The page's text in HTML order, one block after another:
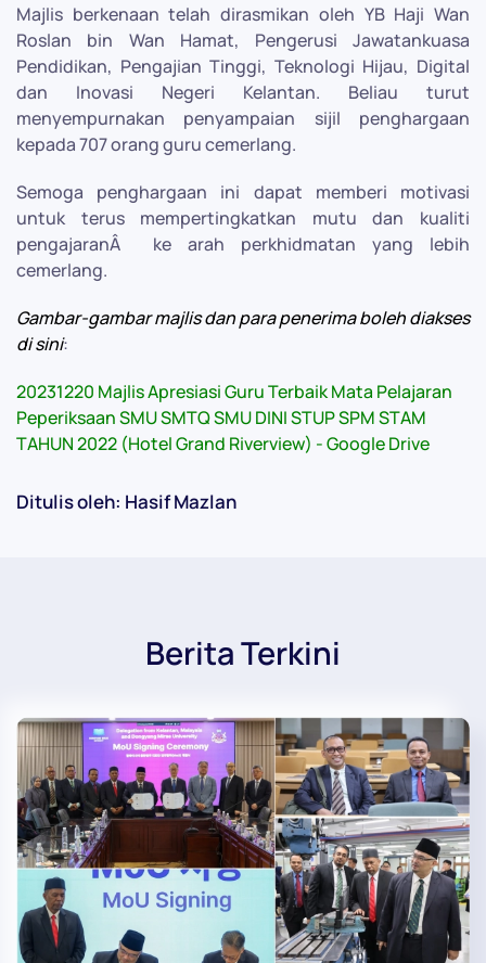
Majlis berkenaan telah dirasmikan oleh YB Haji Wan
Roslan bin Wan Hamat, Pengerusi Jawatankuasa
Pendidikan, Pengajian Tinggi, Teknologi Hijau, Digital
dan Inovasi Negeri Kelantan. Beliau turut
menyempurnakan penyampaian sijil penghargaan
kepada 707 orang guru cemerlang.
Semoga penghargaan ini dapat memberi motivasi
untuk terus mempertingkatkan mutu dan kualiti
pengajaranÂ ke arah perkhidmatan yang lebih
cemerlang.
Gambar-gambar majlis dan para penerima boleh diakses
di sini:
20231220 Majlis Apresiasi Guru Terbaik Mata Pelajaran
Peperiksaan SMU SMTQ SMU DINI STUP SPM STAM
TAHUN 2022 (Hotel Grand Riverview) - Google Drive
Ditulis oleh: Hasif Mazlan
Berita Terkini